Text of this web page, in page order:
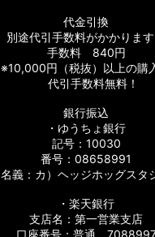
代金引換
別途代引手数料がかかります
手数料 840円
※10,000円（税抜）以上の購
代引手数料無料！
銀行振込
・ゆうちょ銀行
記号：10030
番号：08658991
名義：カ）ヘッジホッグスタ
・楽天銀行
支店名：第一営業支店
口座番号：普通